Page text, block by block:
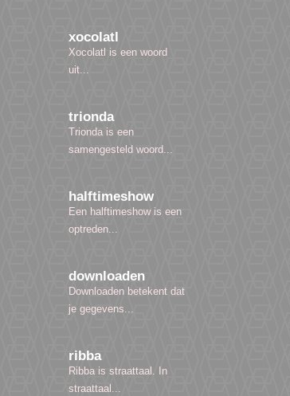
xocolatl
Xocolatl is een woord
uit...
trionda
Trionda is een
samengesteld woord...
halftimeshow
Een halftimeshow is een
optreden...
downloaden
Downloaden betekent dat
je gegevens...
ribba
Ribba is straattaal. In
straattaal...